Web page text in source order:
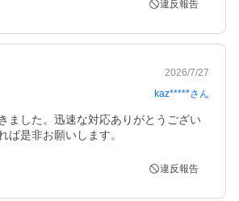
違反報告
2026/7/27
kaz*****さん
ました。迅速な対応ありがとうござい
ば是非お願いします。
違反報告